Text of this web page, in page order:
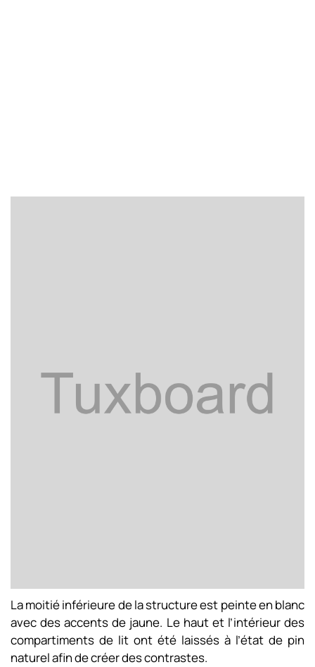
La moitié inférieure de la structure est peinte en blanc
avec des accents de jaune. Le haut et l’intérieur des
compartiments de lit ont été laissés à l’état de pin
naturel afin de créer des contrastes.